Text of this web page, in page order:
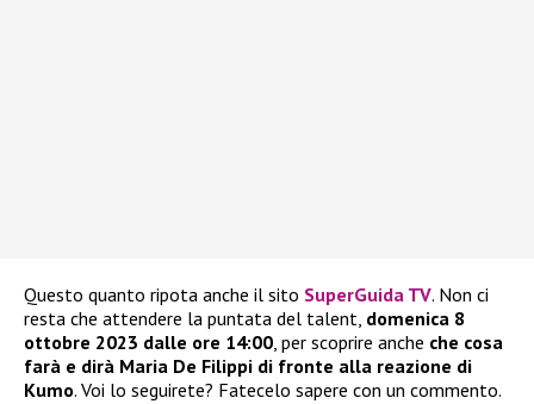
Questo quanto ripota anche il sito SuperGuida TV. Non ci
resta che attendere la puntata del talent, domenica 8
ottobre 2023 dalle ore 14:00, per scoprire anche che cosa
farà e dirà Maria De Filippi di fronte alla reazione di
Kumo. Voi lo seguirete? Fatecelo sapere con un commento.